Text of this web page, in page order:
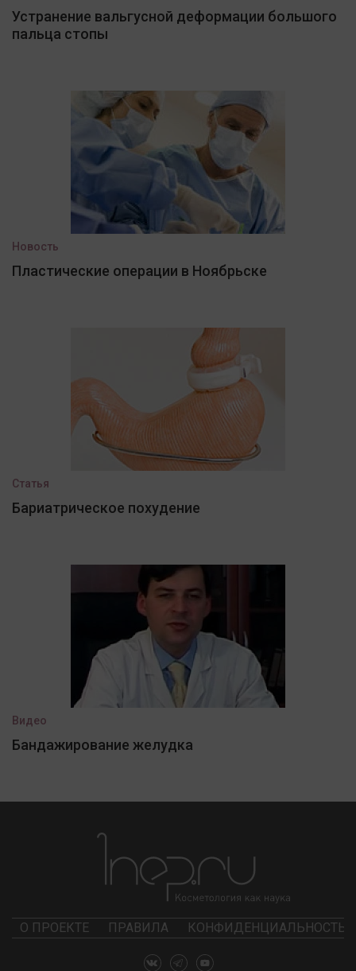
Устранение вальгусной деформации большого
пальца стопы
Новость
Пластические операции в Ноябрьске
Статья
Бариатрическое похудение
Видео
Бандажирование желудка
О ПРОЕКТЕ ПРАВИЛА КОНФИДЕНЦИАЛЬНОСТЬ